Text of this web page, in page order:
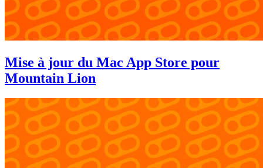
Mise à jour du Mac App Store pour
Mountain Lion